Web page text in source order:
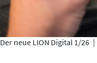
Der neue LION Digital 1/26 |